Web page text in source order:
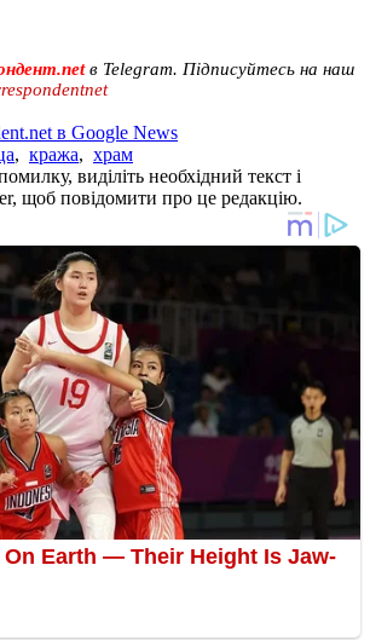
в Telegram. Підписуйтесь на наш
в Google News
, кража, храм
виділіть необхідний текст і
щоб повідомити про це редакцію.